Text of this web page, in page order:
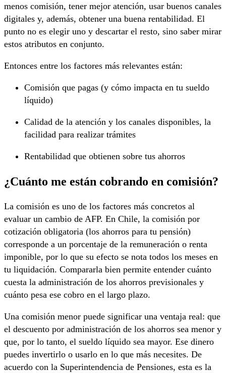
menos comisión, tener mejor atención, usar buenos canales
digitales y, además, obtener una buena rentabilidad. El
punto no es elegir uno y descartar el resto, sino saber mirar
estos atributos en conjunto.
Entonces entre los factores más relevantes están:
Comisión que pagas (y cómo impacta en tu sueldo
líquido)
Calidad de la atención y los canales disponibles, la
facilidad para realizar trámites
Rentabilidad que obtienen sobre tus ahorros
¿Cuánto me están cobrando en comisión?
La comisión es uno de los factores más concretos al
evaluar un cambio de AFP. En Chile, la comisión por
cotización obligatoria (los ahorros para tu pensión)
corresponde a un porcentaje de la remuneración o renta
imponible, por lo que su efecto se nota todos los meses en
tu liquidación. Compararla bien permite entender cuánto
cuesta la administración de los ahorros previsionales y
cuánto pesa ese cobro en el largo plazo.
Una comisión menor puede significar una ventaja real: que
el descuento por administración de los ahorros sea menor y
que, por lo tanto, el sueldo líquido sea mayor. Ese dinero
puedes invertirlo o usarlo en lo que más necesites. De
acuerdo con la Superintendencia de Pensiones, esta es la